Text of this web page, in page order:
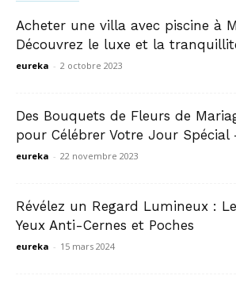
Acheter une villa avec piscine à
Découvrez le luxe et la
eureka - 2 octobre 2023
Des Bouquets de Fleurs de
pour Célébrer Votre Jour Spécial
eureka - 22 novembre 2023
Révélez un Regard Lumineux :
Yeux Anti-Cernes et Poches
eureka - 15 mars 2024